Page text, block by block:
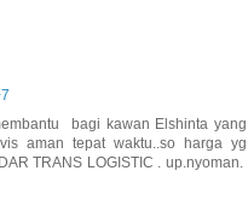
bagi kawan Elshinta yang
aman tepat waktu..so harga yg
TRANS LOGISTIC . up.nyoman.